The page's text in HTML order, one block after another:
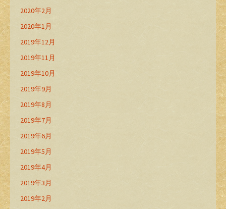
2020年2月
2020年1月
2019年12月
2019年11月
2019年10月
2019年9月
2019年8月
2019年7月
2019年6月
2019年5月
2019年4月
2019年3月
2019年2月